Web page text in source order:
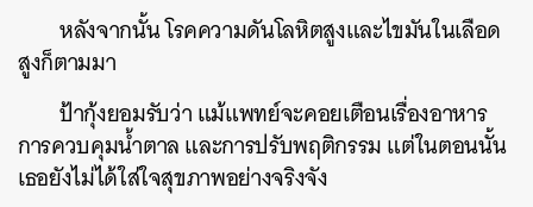
หลังจากนั้น โรคความดันโลหิตสูงและไขมันในเลือด
สูงก็ตามมา
ป้ากุ้งยอมรับว่า แม้แพทย์จะคอยเตือนเรื่องอาหาร
การควบคุมน้ำตาล และการปรับพฤติกรรม แต่ในตอนนั้น
เธอยังไม่ได้ใส่ใจสุขภาพอย่างจริงจัง